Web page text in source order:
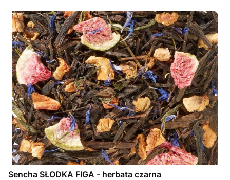
Sencha SŁODKA FIGA - herbata czarna